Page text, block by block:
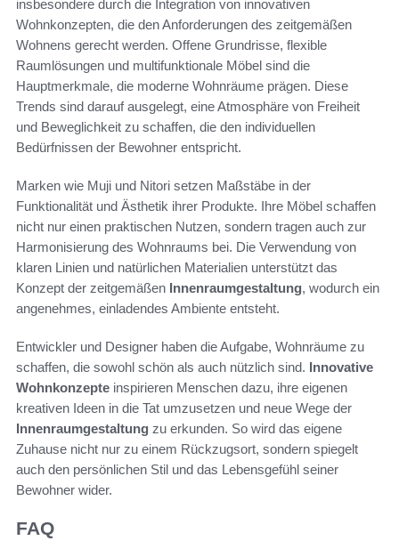
insbesondere durch die Integration von innovativen
Wohnkonzepten, die den Anforderungen des zeitgemäßen
Wohnens gerecht werden. Offene Grundrisse, flexible
Raumlösungen und multifunktionale Möbel sind die
Hauptmerkmale, die moderne Wohnräume prägen. Diese
Trends sind darauf ausgelegt, eine Atmosphäre von Freiheit
und Beweglichkeit zu schaffen, die den individuellen
Bedürfnissen der Bewohner entspricht.
Marken wie Muji und Nitori setzen Maßstäbe in der
Funktionalität und Ästhetik ihrer Produkte. Ihre Möbel schaffen
nicht nur einen praktischen Nutzen, sondern tragen auch zur
Harmonisierung des Wohnraums bei. Die Verwendung von
klaren Linien und natürlichen Materialien unterstützt das
Konzept der zeitgemäßen Innenraumgestaltung, wodurch ein
angenehmes, einladendes Ambiente entsteht.
Entwickler und Designer haben die Aufgabe, Wohnräume zu
schaffen, die sowohl schön als auch nützlich sind. Innovative
Wohnkonzepte inspirieren Menschen dazu, ihre eigenen
kreativen Ideen in die Tat umzusetzen und neue Wege der
Innenraumgestaltung zu erkunden. So wird das eigene
Zuhause nicht nur zu einem Rückzugsort, sondern spiegelt
auch den persönlichen Stil und das Lebensgefühl seiner
Bewohner wider.
FAQ